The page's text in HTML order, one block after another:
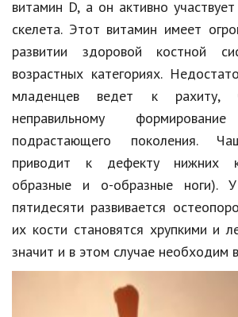
витамин D, а он активно
скелета. Этот витамин имеет
развитии здоровой костной
возрастных категориях.
младенцев ведет к
неправильному
подрастающего поколения.
приводит к дефекту нижних
образные и о-образные ноги).
пятидесяти развивается
их кости становятся хрупкими и
значит и в этом случае необходим